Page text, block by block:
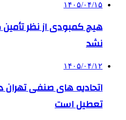
۱۴۰۵/۰۴/۱۵
هیچ کمبودی از نظر
نشد
۱۴۰۵/۰۴/۱۲
تعطیل است